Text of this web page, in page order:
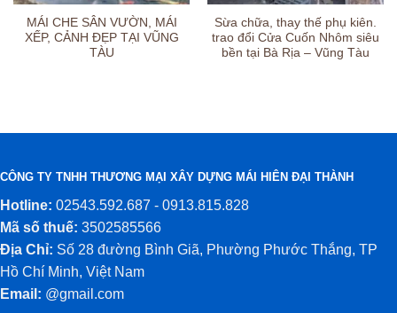
MÁI CHE SÂN VƯỜN, MÁI
XẾP, CẢNH ĐẸP TẠI VŨNG
TÀU
Sừa chữa, thay thế phụ kiên.
trao đổi Cửa Cuốn Nhôm siêu
bền tại Bà Rịa – Vũng Tàu
CÔNG TY TNHH THƯƠNG MẠI XÂY DỰNG MÁI HIÊN ĐẠI THÀNH
Hotline: 02543.592.687 - 0913.815.828
Mã số thuế: 3502585566
Địa Chỉ: Số 28 đường Bình Giã, Phường Phước Thắng, TP
Hồ Chí Minh, Việt Nam
Email: @gmail.com